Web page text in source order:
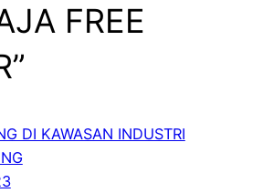
FREE
DI KAWASAN INDUSTRI